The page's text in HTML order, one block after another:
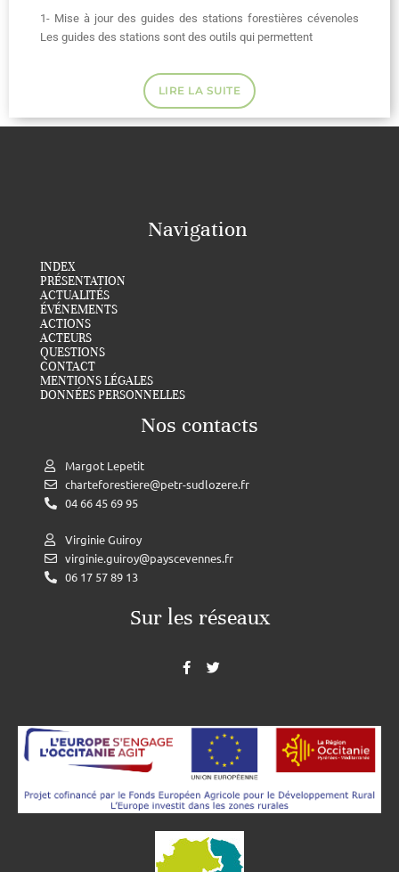
1- Mise à jour des guides des stations forestières cévenoles
Les guides des stations sont des outils qui permettent
LIRE LA SUITE
Navigation
INDEX
PRÉSENTATION
ACTUALITÉS
ÉVÉNEMENTS
ACTIONS
ACTEURS
QUESTIONS
CONTACT
MENTIONS LÉGALES
DONNÉES PERSONNELLES
Nos contacts
Margot Lepetit
charteforestiere@petr-sudlozere.fr
04 66 45 69 95
Virginie Guiroy
virginie.guiroy@payscevennes.fr
06 17 57 89 13
Sur les réseaux